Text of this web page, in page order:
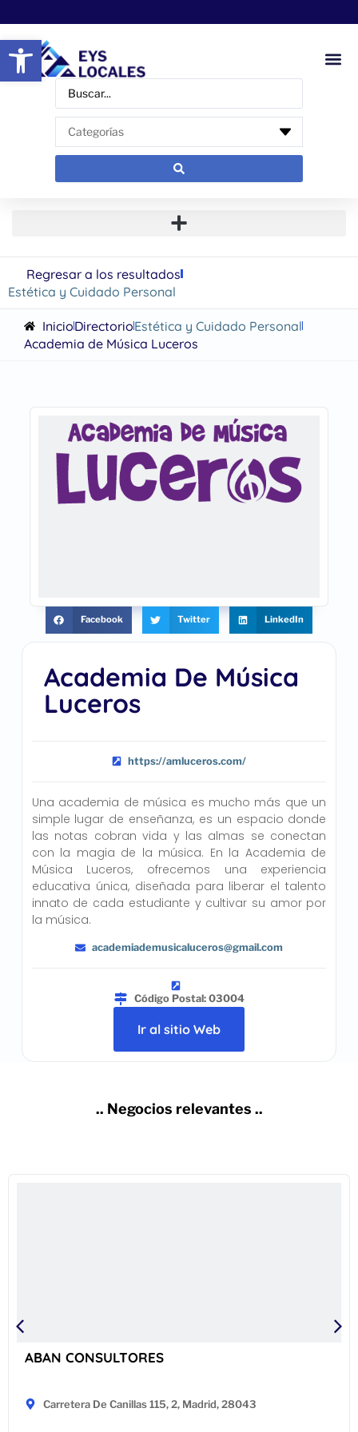
Abrir barra de herramientas
Regresar a los resultados
Estética y Cuidado Personal
InicioDirectorioEstética y Cuidado Personal
Academia de Música Luceros
Academia De Música
Luceros
https://amluceros.com/
Una academia de música es mucho más que un
simple lugar de enseñanza, es un espacio donde
las notas cobran vida y las almas se conectan
con la magia de la música. En la Academia de
Música Luceros, ofrecemos una experiencia
educativa única, diseñada para liberar el talento
innato de cada estudiante y cultivar su amor por
la música.
academiademusicaluceros@gmail.com
Código Postal: 03004
Ir al sitio Web
Facebook Twitter LinkedIn
.. Negocios relevantes ..
ABAN CONSULTORES
Carretera De Canillas 115, 2, Madrid, 28043